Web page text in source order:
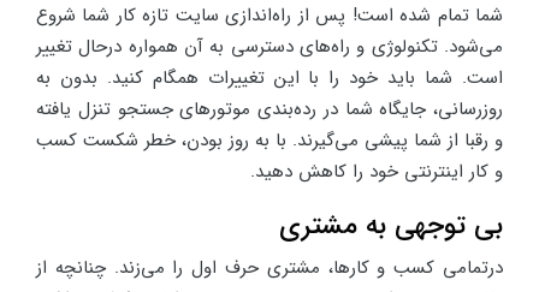
شما تمام شده است! پس از راه‌اندازی سایت تازه کار شما شروع
می‌شود. تکنولوژی و راه‌های دسترسی به آن همواره درحال تغییر
است. شما باید خود را با این تغییرات همگام کنید. بدون به
روزرسانی، جایگاه شما در رده‌بندی موتورهای جستجو تنزل یافته
و رقبا از شما پیشی می‌گیرند. با به روز بودن، خطر شکست کسب
و کار اینترنتی خود را کاهش دهید.
بی توجهی به مشتری
درتمامی کسب و کارها، مشتری حرف اول را می‌زند. چنانچه از